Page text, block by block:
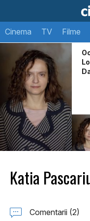
Cinema TV Filme
Katia
Comentarii (2)